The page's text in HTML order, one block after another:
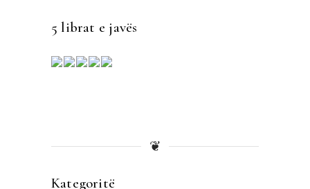
5 librat e javës
❦
Kategoritë